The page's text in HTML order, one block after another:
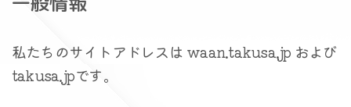
私たちのサイトアドレスは waan.takusa.jp および
takusa.jpです。